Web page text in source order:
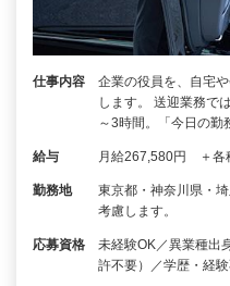
仕事内容
企業の役員を、自宅
します。 送迎業務で
～3時間。「今日の勤
給与 月給267,580円 ＋各
勤務地
東京都・神奈川県・
考慮します。
応募資格
未経験OK／異業種出
許不要）／学歴・経